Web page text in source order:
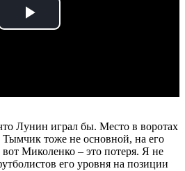
Play
Лунин играл бы. Место в воротах
тоже не основной, на его
Миколенко – это потеря. Я не
его уровня на позиции